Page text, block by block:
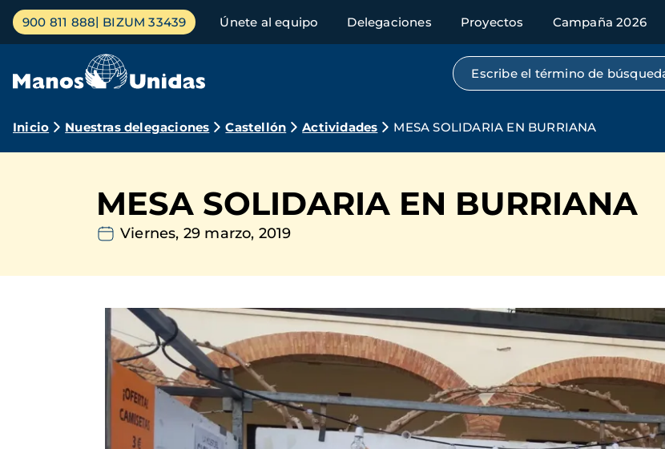
Pasar
contenido
Menú
principal
900 811 888 BIZUM 33439 Únete al equipo Delegaciones Proyectos Campaña 2026
Búsqueda por texto completo
Ruta
navegación
Inicio Nuestras delegaciones Castellón Actividades MESA SOLIDARIA EN BURRIANA
MESA SOLIDARIA EN BURRIANA
Viernes, 29 marzo, 2019